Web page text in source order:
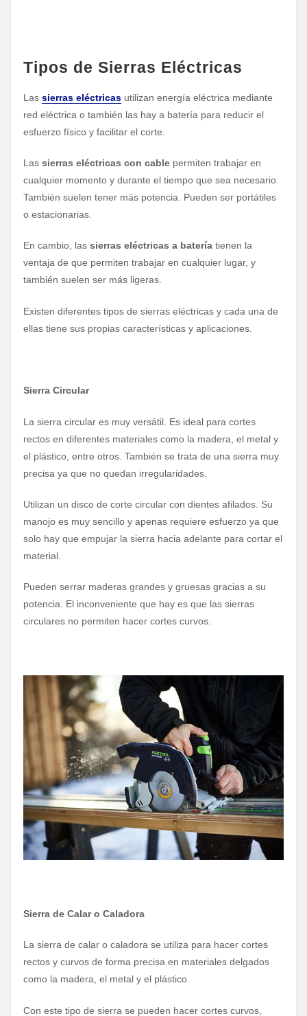
Tipos de Sierras Eléctricas
Las sierras eléctricasutilizan energía eléctrica mediante
red eléctrica o también las hay a batería para reducir el
esfuerzo físico y facilitar el corte.
Las sierras eléctricas con cablepermiten trabajar en
cualquier momento y durante el tiempo que sea necesario.
También suelen tener más potencia. Pueden ser portátiles
o estacionarias.
En cambio, las sierras eléctricas a bateríatienen la
ventaja de que permiten trabajar en cualquier lugar, y
también suelen ser más ligeras.
Existen diferentes tipos de sierras eléctricas y cada una de
ellas tiene sus propias características y aplicaciones.
Sierra Circular
La sierra circular es muy versátil. Es ideal para cortes
rectos en diferentes materiales como la madera, el metal y
el plástico, entre otros. También se trata de una sierra muy
precisa ya que no quedan irregularidades.
Utilizan un disco de corte circular con dientes afilados. Su
manojo es muy sencillo y apenas requiere esfuerzo ya que
solo hay que empujar la sierra hacia adelante para cortar el
material.
Pueden serrar maderas grandes y gruesas gracias a su
potencia. El inconveniente que hay es que las sierras
circulares no permiten hacer cortes curvos.
Sierra de Calar o Caladora
La sierra de calar o caladora se utiliza para hacer cortes
rectos y curvos de forma precisa en materiales delgados
como la madera, el metal y el plástico.
Con este tipo de sierra se pueden hacer cortes curvos,